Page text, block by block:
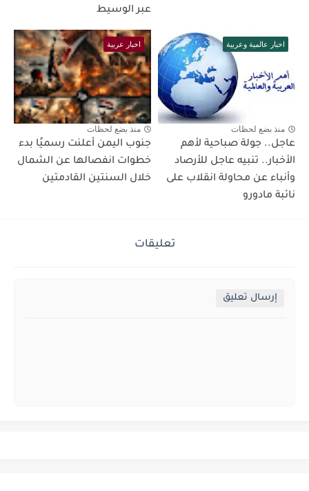
عبر الوسيط
اخبار عالمية وعربية
منذ بضع لحظات
عاجل.. جولة صباحية لأهم
الأخبار.. تنبيه عاجل للأرصاد
وأنباء عن محاولة انقلاب على
نائبة مادورو
اخبار عربية
منذ بضع لحظات
جنوب اليمن أعلنت رسميًا بدء
خطوات انفصالها عن الشمال
خلال السنتين القادمتين
تعليقات
إرسال تعليق